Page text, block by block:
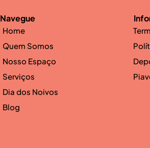
Navegue
Home
Quem Somos
Nosso Espaço
Serviços
Dia dos Noivos
Blog